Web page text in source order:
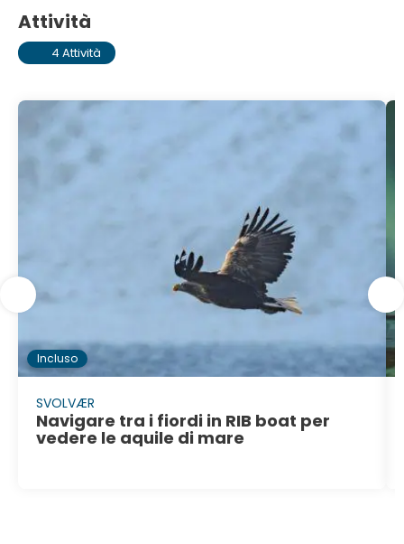
Attività
4 Attività
Incluso
SVOLVÆR
Navigare tra i fiordi in RIB boat per
vedere le aquile di mare